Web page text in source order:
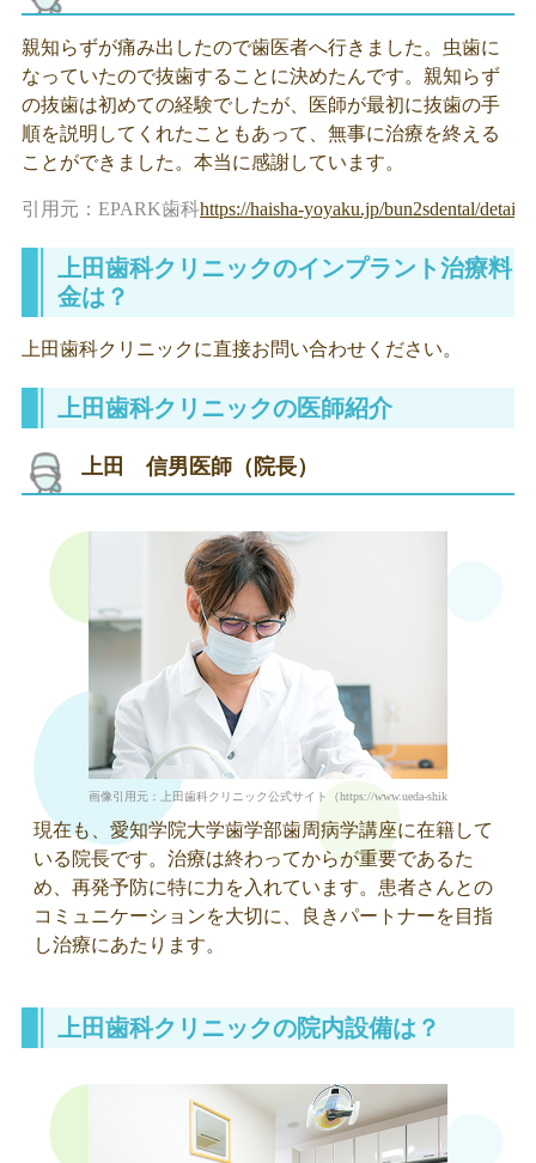
親知らずが痛み出したので歯医者へ行きました。虫歯に
なっていたので抜歯することに決めたんです。親知らず
の抜歯は初めての経験でしたが、医師が最初に抜歯の手
順を説明してくれたこともあって、無事に治療を終える
ことができました。本当に感謝しています。
引用元：EPARK歯科https://haisha-yoyaku.jp/bun2sdental/detail/
上田歯科クリニックのインプラント治療料
金は？
上田歯科クリニックに直接お問い合わせください。
上田歯科クリニックの医師紹介
上田 信男医師（院長）
画像引用元：上田歯科クリニック公式サイト（https://www.ueda-shika-clinic.com/
現在も、愛知学院大学歯学部歯周病学講座に在籍して
いる院長です。治療は終わってからが重要であるた
め、再発予防に特に力を入れています。患者さんとの
コミュニケーションを大切に、良きパートナーを目指
し治療にあたります。
上田歯科クリニックの院内設備は？